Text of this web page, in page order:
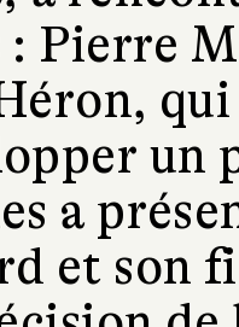
Pierre
un
a
et son